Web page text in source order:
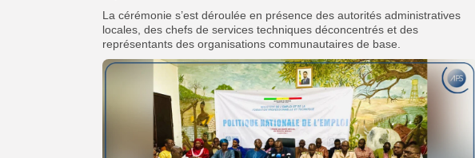
La cérémonie s’est déroulée en présence des autorités administratives
locales, des chefs de services techniques déconcentrés et des
représentants des organisations communautaires de base.